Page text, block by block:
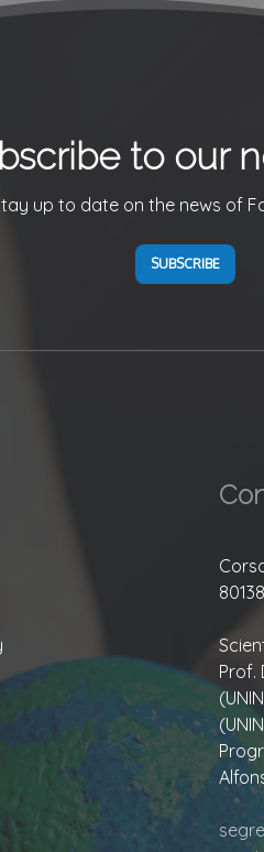
to our
up to date on the news of
SUBSCRIBE
Prof.